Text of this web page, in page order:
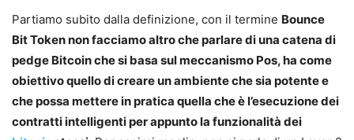
Partiamo subito dalla definizione, con il termine Bounce
Bit Token non facciamo altro che parlare di una catena di
pedge Bitcoin che si basa sul meccanismo Pos, ha come
obiettivo quello di creare un ambiente che sia potente e
che possa mettere in pratica quella che è l’esecuzione dei
contratti intelligenti per appunto la funzionalità dei